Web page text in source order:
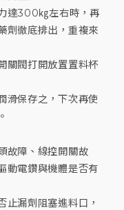
達300㎏左右時，再
劑徹底排出，重複來
關閥打開放置置料杯
滑保存之，下次再使
故障、線控開關故
動電鑽與機體是否有
止漏劑阻塞進料口，